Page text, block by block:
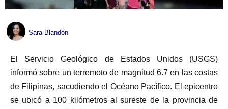
Sara Blandón
El Servicio Geológico de Estados Unidos (USGS)
informó sobre un terremoto de magnitud 6.7 en las costas
de Filipinas, sacudiendo el Océano Pacífico. El epicentro
se ubicó a 100 kilómetros al sureste de la provincia de